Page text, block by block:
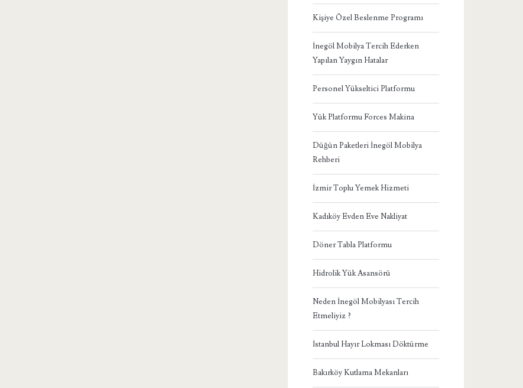
Kişiye Özel Beslenme Programı
İnegöl Mobilya Tercih Ederken
Yapılan Yaygın Hatalar
Personel Yükseltici Platformu
Yük Platformu Forces Makina
Düğün Paketleri İnegöl Mobilya
Rehberi
İzmir Toplu Yemek Hizmeti
Kadıköy Evden Eve Nakliyat
Döner Tabla Platformu
Hidrolik Yük Asansörü
Neden İnegöl Mobilyası Tercih
Etmeliyiz ?
İstanbul Hayır Lokması Döktürme
Bakırköy Kutlama Mekanları